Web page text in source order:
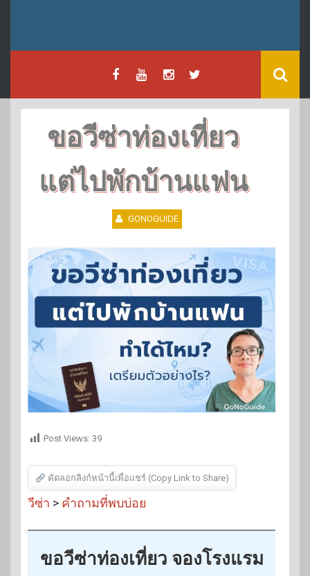
ขอวีซ่าท่องเที่ยว
แต่ไปพักบ้านแฟน
GONOGUIDE
Post Views: 39
คัดลอกลิงก์หน้านี้เพื่อแชร์ (Copy Link to Share)
วีซ่า > คำถามที่พบบ่อย
ขอวีซ่าท่องเที่ยว จองโรงแรม